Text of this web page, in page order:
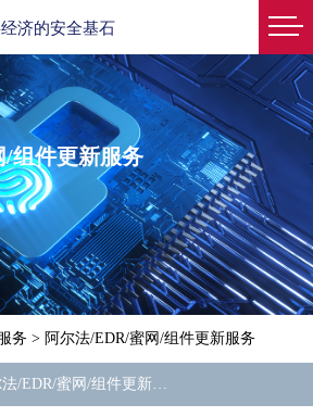
济的安全基石
/组件更新服务
务 > 阿尔法/EDR/蜜网/组件更新服务
阿尔法/EDR/蜜网/组件更新服务